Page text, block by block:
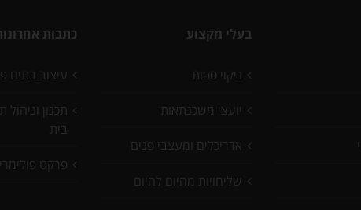
בעלי מקצוע
ניקוי ספות
יועצי משכנתאות
אדריכלים ומעצבי פנים
שליחויות מהיום להיום
כתבות
עיצוב בתים
תכנון
בית
פרקט